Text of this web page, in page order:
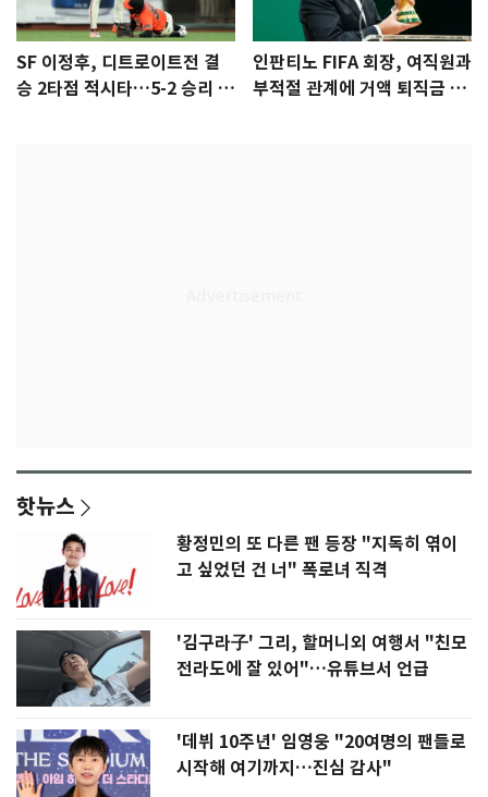
SF 이정후, 디트로이트전 결
승 2타점 적시타…5-2 승리 견
인판티노 FIFA 회장, 여직원과
부적절 관계에 거액 퇴직금 지
핫뉴스
황정민의 또 다른 팬 등장 "지독히 엮이
고 싶었던 건 너" 폭로녀 직격
'김구라子' 그리, 할머니외 여행서 "친모
전라도에 잘 있어"…유튜브서 언급
'데뷔 10주년' 임영웅 "20여명의 팬들로
시작해 여기까지…진심 감사"